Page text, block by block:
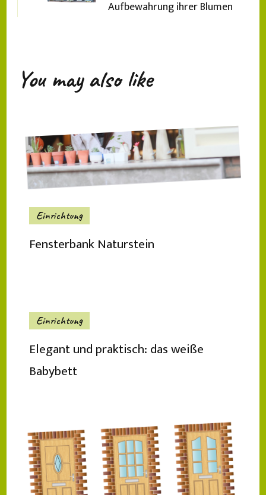
Aufbewahrung ihrer Blumen
You may also like
Einrichtung
Fensterbank Naturstein
Einrichtung
Elegant und praktisch: das weiße
Babybett